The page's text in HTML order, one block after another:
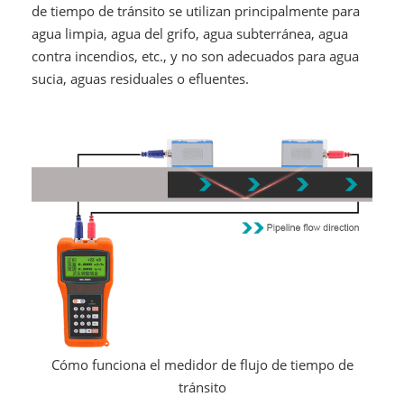
de tiempo de tránsito se utilizan principalmente para
agua limpia, agua del grifo, agua subterránea, agua
contra incendios, etc., y no son adecuados para agua
sucia, aguas residuales o efluentes.
Cómo funciona el medidor de flujo de tiempo de
tránsito